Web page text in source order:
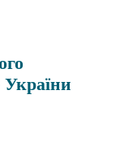
України